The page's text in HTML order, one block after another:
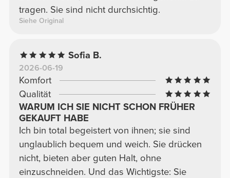
tragen. Sie sind nicht durchsichtig.
Siehe Original
Sofia B.
2026-06-19
Komfort
Qualität
WARUM ICH SIE NICHT SCHON FRÜHER
GEKAUFT HABE
Ich bin total begeistert von ihnen; sie sind
unglaublich bequem und weich. Sie drücken
nicht, bieten aber guten Halt, ohne
einzuschneiden. Und das Wichtigste: Sie